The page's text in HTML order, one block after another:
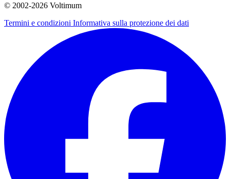
© 2002-2026 Voltimum
Termini e condizioni Informativa sulla protezione dei dati